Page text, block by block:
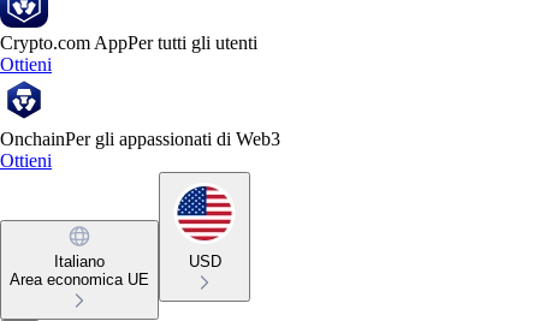
Crypto.com AppPer tutti gli utenti
Ottieni
OnchainPer gli appassionati di Web3
Ottieni
Italiano
Area economica UE
USD